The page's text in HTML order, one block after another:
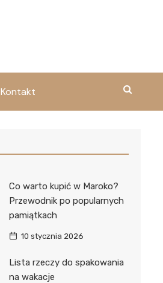
Kontakt
Co warto kupić w Maroko?
Przewodnik po popularnych
pamiątkach
10 stycznia 2026
Lista rzeczy do spakowania
na wakacje